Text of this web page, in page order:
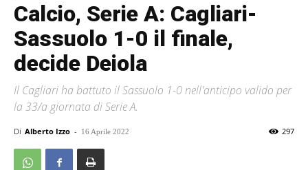
Calcio, Serie A: Cagliari-
Sassuolo 1-0 il finale,
decide Deiola
Il Cagliari ha battuto il Sassuolo 1-0 nell'anticipo valido per
la 33/a giornata di Serie A.
Di Alberto Izzo - 16 Aprile 2022 297